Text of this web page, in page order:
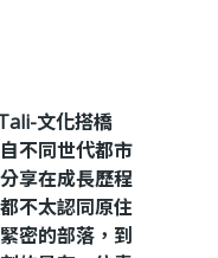
文化搭橋
不同世代都市
享在成長歷程
不太認同原住
密的部落，到